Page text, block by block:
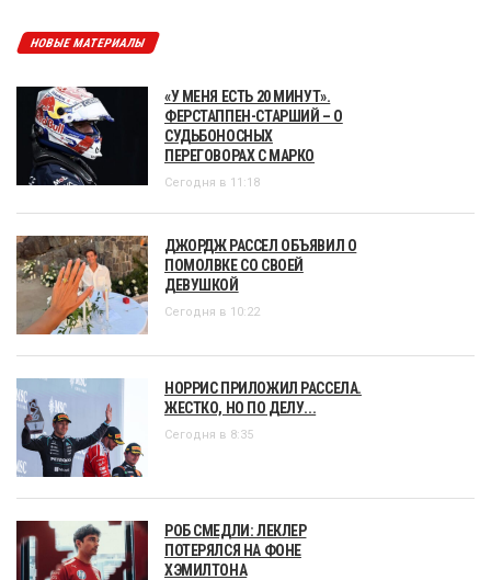
НОВЫЕ МАТЕРИАЛЫ
«У МЕНЯ ЕСТЬ 20 МИНУТ».
ФЕРСТАППЕН-СТАРШИЙ – О
СУДЬБОНОСНЫХ
ПЕРЕГОВОРАХ С МАРКО
Сегодня в 11:18
ДЖОРДЖ РАССЕЛ ОБЪЯВИЛ О
ПОМОЛВКЕ СО СВОЕЙ
ДЕВУШКОЙ
Сегодня в 10:22
НОРРИС ПРИЛОЖИЛ РАССЕЛА.
ЖЕСТКО, НО ПО ДЕЛУ...
Сегодня в 8:35
РОБ СМЕДЛИ: ЛЕКЛЕР
ПОТЕРЯЛСЯ НА ФОНЕ
ХЭМИЛТОНА